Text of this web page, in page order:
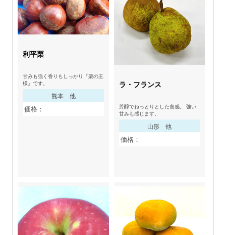
利平栗
甘みも強く香りもしっかり『栗の王
様』です。
熊本 他
価格：
ラ・フランス
芳醇でねっとりとした食感。 強い
甘みも感じます。
山形 他
価格：